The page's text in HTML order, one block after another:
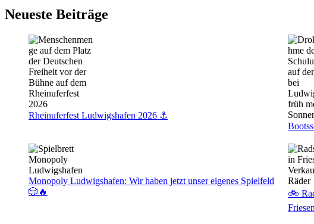
Platz
Neueste Beiträge
Rheinuferfest Ludwigshafen 2026 ⚓️
Monopoly Ludwigshafen: Wir haben jetzt unser eigenes Spielfeld
🎲🔥
🚲